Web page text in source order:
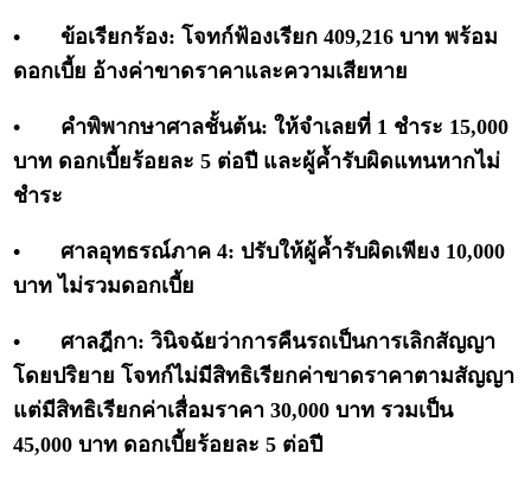
•
ข้อเรียกร้อง: โจทก์ฟ้องเรียก 409,216 บาท พร้อม
ดอกเบี้ย อ้างค่าขาดราคาและความเสียหาย
•
คำพิพากษาศาลชั้นต้น: ให้จำเลยที่ 1 ชำระ 15,000
บาท ดอกเบี้ยร้อยละ 5 ต่อปี และผู้ค้ำรับผิดแทนหากไม่
ชำระ
•
ศาลอุทธรณ์ภาค 4: ปรับให้ผู้ค้ำรับผิดเพียง 10,000
บาท ไม่รวมดอกเบี้ย
•
ศาลฎีกา: วินิจฉัยว่าการคืนรถเป็นการเลิกสัญญา
โดยปริยาย โจทก์ไม่มีสิทธิเรียกค่าขาดราคาตามสัญญา
แต่มีสิทธิเรียกค่าเสื่อมราคา 30,000 บาท รวมเป็น
45,000 บาท ดอกเบี้ยร้อยละ 5 ต่อปี